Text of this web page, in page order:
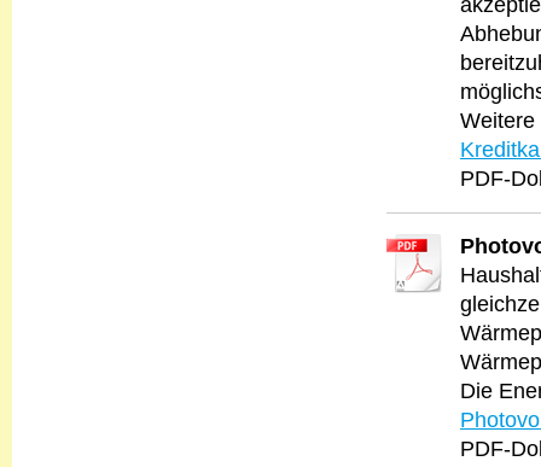
Weitere
PDF-
Die
PDF-